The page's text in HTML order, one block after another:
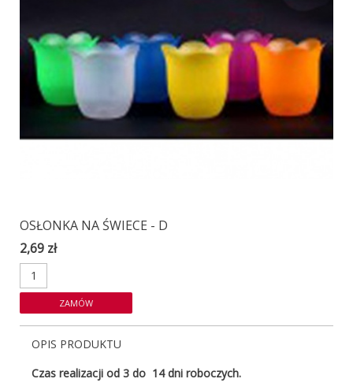
OSŁONKA NA ŚWIECE - D
2,69 zł
OPIS PRODUKTU
Czas realizacji od 3 do 14 dni roboczych.